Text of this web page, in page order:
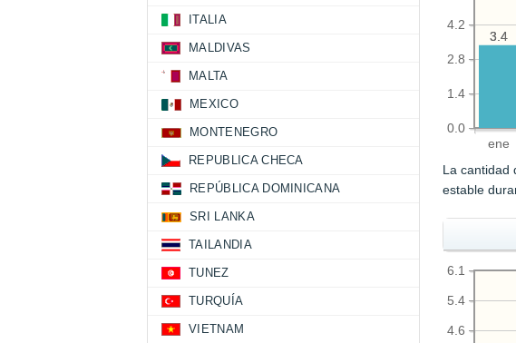
ene
0.0
1.4
2.8
4.2
3.4
3.4
La cantidad
estable
4.6
5.4
6.1
ITALIA
MALDIVAS
MALTA
MEXICO
MONTENEGRO
REPUBLICA CHECA
REPÚBLICA DOMINICANA
SRI LANKA
TAILANDIA
TUNEZ
TURQUÍA
VIETNAM